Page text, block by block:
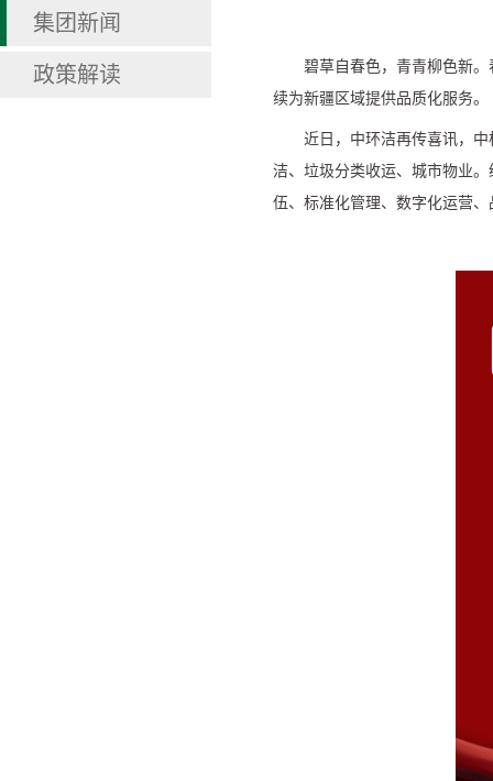
集团新闻
政策解读
碧草自春色，青青柳色新
续为新疆区域提供品质化服务。
近日，中环洁再传喜讯，
洁、垃圾分类收运、城市物业
伍、标准化管理、数字化运营